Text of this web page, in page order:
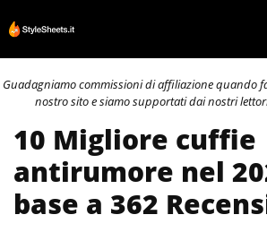
al
contenuto
Guadagniamo commissioni di affiliazione quando
nostro sito e siamo supportati dai nostri
10 Migliore cuffie
antirumore nel
base a 362